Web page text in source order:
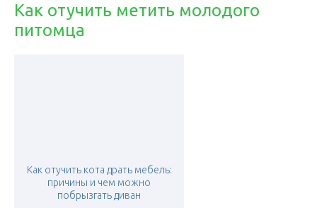
Как отучить метить молодого
питомца
Как отучить кота драть мебель:
причины и чем можно
побрызгать диван